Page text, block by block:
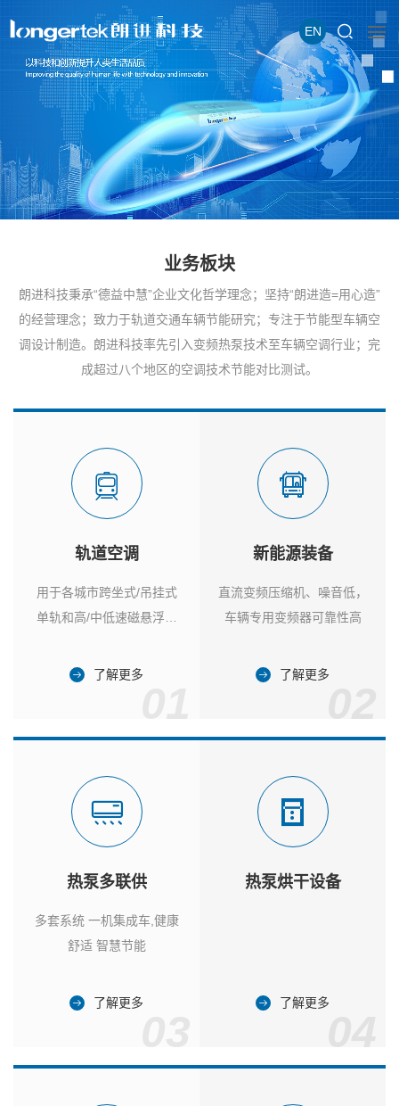
EN
业务板块
朗进科技秉承“德益中慧”企业文化哲学理念；坚持“朗进造=用心造”
的经营理念；致力于轨道交通车辆节能研究；专注于节能型车辆空
调设计制造。朗进科技率先引入变频热泵技术至车辆空调行业；完
成超过八个地区的空调技术节能对比测试。
轨道空调
用于各城市跨坐式/吊挂式
单轨和高/中低速磁悬浮列
了解更多
新能源装备
直流变频压缩机、噪音低，
车辆专用变频器可靠性高
了解更多
热泵多联供
多套系统 一机集成车,健康
舒适 智慧节能
了解更多
热泵烘干设备
了解更多